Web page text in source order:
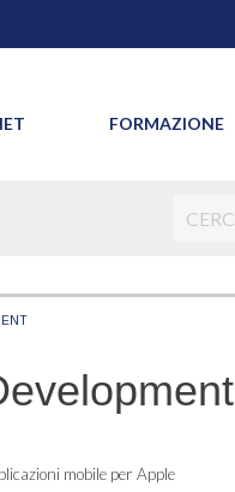
FORMAZIONE
mobile per Apple